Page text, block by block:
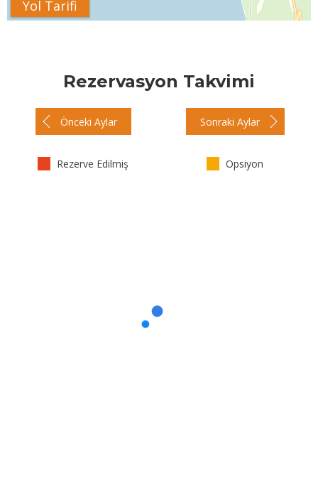
Yol Tarifi
Rezervasyon Takvimi
Önceki Aylar Sonraki Aylar
Rezerve Edilmiş Opsiyon